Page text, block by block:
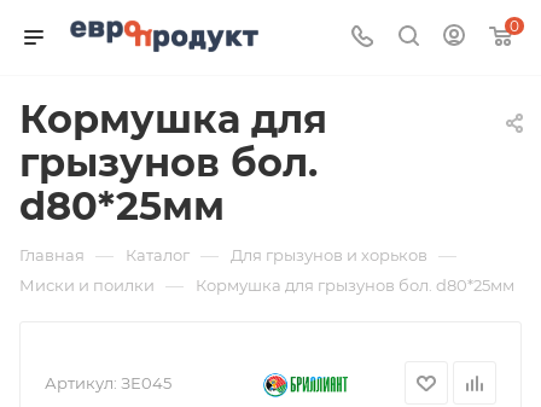
0
Кормушка для
грызунов бол.
d80*25мм
Главная — Каталог — Для грызунов и хорьков —
Миски и поилки — Кормушка для грызунов бол. d80*25мм
Артикул: ЗЕ045